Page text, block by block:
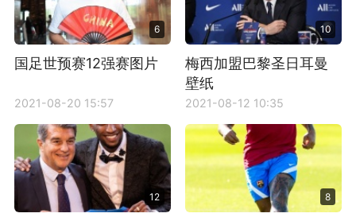
6
国足世预赛12强赛图片
2021-08-20 15:57
10
梅西加盟巴黎圣日耳曼
壁纸
2021-08-12 10:35
12 8